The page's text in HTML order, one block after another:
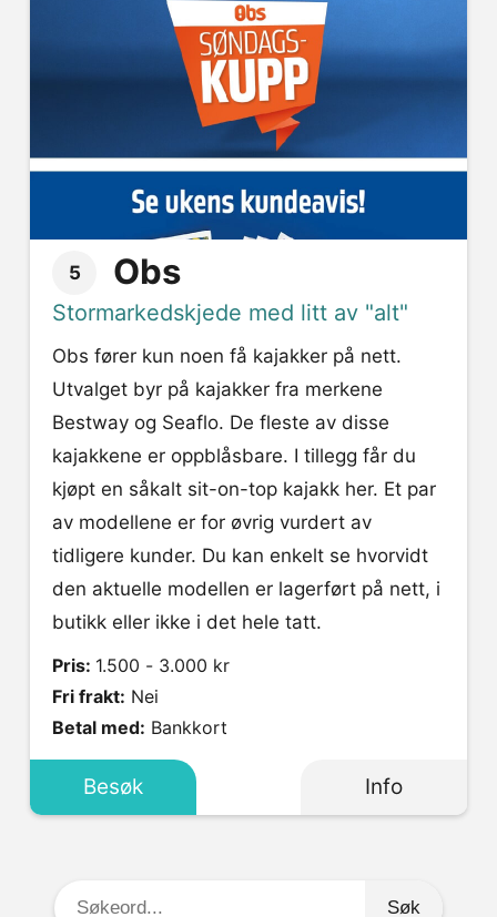
5 Obs
Stormarkedskjede med litt av "alt"
Obs fører kun noen få kajakker på nett.
Utvalget byr på kajakker fra merkene
Bestway og Seaflo. De fleste av disse
kajakkene er oppblåsbare. I tillegg får du
kjøpt en såkalt sit-on-top kajakk her. Et par
av modellene er for øvrig vurdert av
tidligere kunder. Du kan enkelt se hvorvidt
den aktuelle modellen er lagerført på nett, i
butikk eller ikke i det hele tatt.
Pris: 1.500 - 3.000 kr
Fri frakt: Nei
Betal med: Bankkort
Besøk Info
Søkeord: